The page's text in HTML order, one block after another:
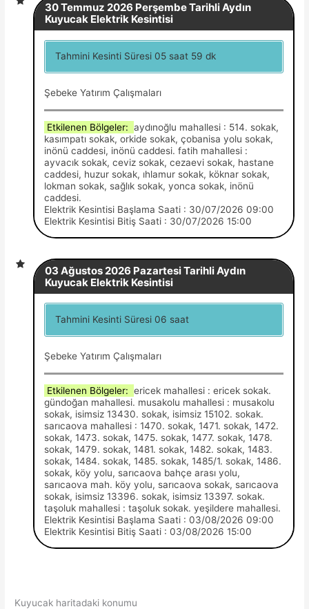
30 Temmuz 2026 Perşembe Tarihli Aydın
Kuyucak Elektrik Kesintisi
Tahmini Kesinti Süresi 05 saat 59 dk
Şebeke Yatırım Çalışmaları
Etkilenen Bölgeler:aydınoğlu mahallesi : 514. sokak,
kasımpatı sokak, orkide sokak, çobanisa yolu sokak,
inönü caddesi, inönü caddesi. fatih mahallesi :
ayvacık sokak, ceviz sokak, cezaevi sokak, hastane
caddesi, huzur sokak, ıhlamur sokak, köknar sokak,
lokman sokak, sağlık sokak, yonca sokak, inönü
caddesi.
Elektrik Kesintisi Başlama Saati : 30/07/2026 09:00
Elektrik Kesintisi Bitiş Saati : 30/07/2026 15:00
03 Ağustos 2026 Pazartesi Tarihli Aydın
Kuyucak Elektrik Kesintisi
Tahmini Kesinti Süresi 06 saat
Şebeke Yatırım Çalışmaları
Etkilenen Bölgeler:ericek mahallesi : ericek sokak.
gündoğan mahallesi. musakolu mahallesi : musakolu
sokak, isimsiz 13430. sokak, isimsiz 15102. sokak.
sarıcaova mahallesi : 1470. sokak, 1471. sokak, 1472.
sokak, 1473. sokak, 1475. sokak, 1477. sokak, 1478.
sokak, 1479. sokak, 1481. sokak, 1482. sokak, 1483.
sokak, 1484. sokak, 1485. sokak, 1485/1. sokak, 1486.
sokak, köy yolu, sarıcaova bahçe arası yolu,
sarıcaova mah. köy yolu, sarıcaova sokak, sarıcaova
sokak, isimsiz 13396. sokak, isimsiz 13397. sokak.
taşoluk mahallesi : taşoluk sokak. yeşildere mahallesi.
Elektrik Kesintisi Başlama Saati : 03/08/2026 09:00
Elektrik Kesintisi Bitiş Saati : 03/08/2026 15:00
Kuyucak haritadaki konumu